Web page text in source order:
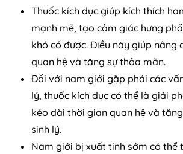
Thuốc kích dục giúp kích thích
mạnh mẽ, tạo cảm giác hưng
khó có được. Điều này giúp nâng
quan hệ và tăng sự thỏa mãn.
Đối với nam giới gặp phải các
lý, thuốc kích dục có thể là giải
kéo dài thời gian quan hệ và
sinh lý.
Nam giới bị xuất tinh sớm có thể